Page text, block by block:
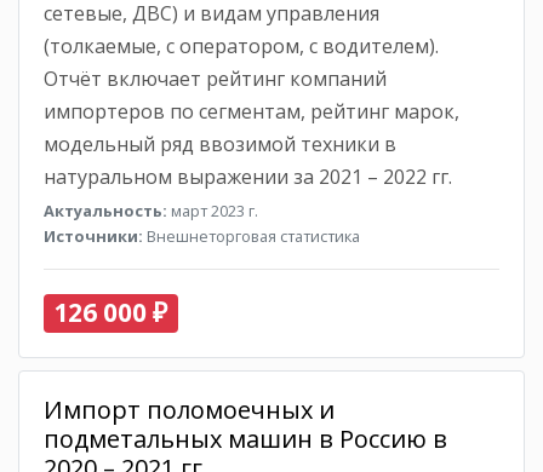
сетевые, ДВС) и видам управления
(толкаемые, с оператором, с водителем).
Отчёт включает рейтинг компаний
импортеров по сегментам, рейтинг марок,
модельный ряд ввозимой техники в
натуральном выражении за 2021 – 2022 гг.
Актуальность: март 2023 г.
Источники: Внешнеторговая статистика
126 000 ₽
Импорт поломоечных и
подметальных машин в Россию в